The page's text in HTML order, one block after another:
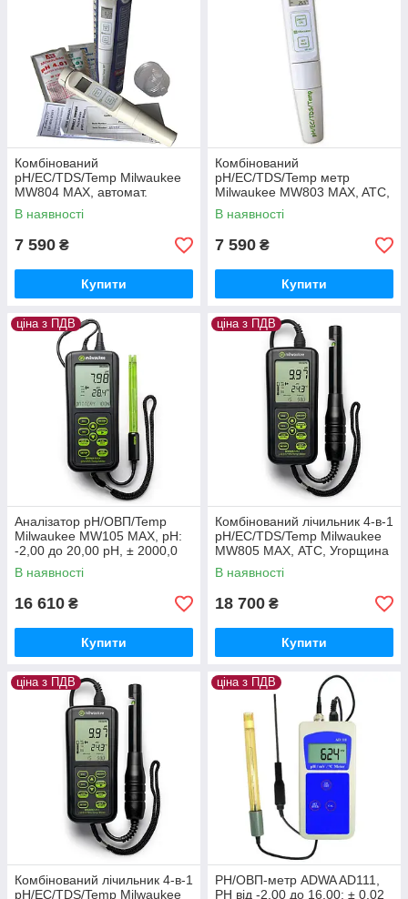
Комбінований
pH/EC/TDS/Temp Milwaukee
MW804 MAX, автомат.
калібрування, Угорщина
В наявності
7 590 ₴
Купити
Комбінований
pH/EC/TDS/Temp метр
Milwaukee MW803 MAX, ATC,
автомат. калібрування,
Угорщина
В наявності
7 590 ₴
Купити
ціна з ПДВ
Аналізатор pH/ОВП/Temp
Milwaukee MW105 MAX, pH:
-2,00 до 20,00 pH, ± 2000,0
mV. Угорщина
В наявності
16 610 ₴
Купити
ціна з ПДВ
Комбінований лічильник 4-в-1
pH/EC/TDS/Temp Milwaukee
MW805 MAX, АТС, Угорщина
В наявності
18 700 ₴
Купити
ціна з ПДВ
Комбінований лічильник 4-в-1
pH/EC/TDS/Temp Milwaukee
ціна з ПДВ
PН/ОВП-метр ADWA AD111,
РН від -2,00 до 16,00; ± 0.02